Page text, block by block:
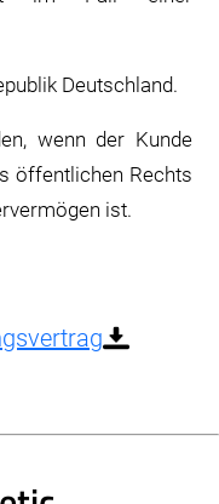
Deutschland.
wenn der Kunde
öffentlichen Rechts
ist.